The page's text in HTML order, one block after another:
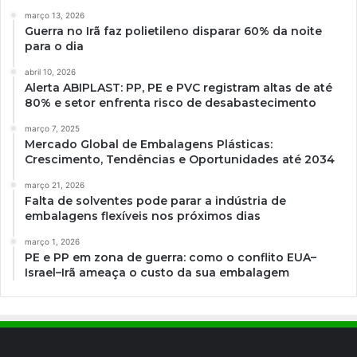
março 13, 2026
Guerra no Irã faz polietileno disparar 60% da noite
para o dia
abril 10, 2026
Alerta ABIPLAST: PP, PE e PVC registram altas de até
80% e setor enfrenta risco de desabastecimento
março 7, 2025
Mercado Global de Embalagens Plásticas:
Crescimento, Tendências e Oportunidades até 2034
março 21, 2026
Falta de solventes pode parar a indústria de
embalagens flexíveis nos próximos dias
março 1, 2026
PE e PP em zona de guerra: como o conflito EUA–
Israel–Irã ameaça o custo da sua embalagem